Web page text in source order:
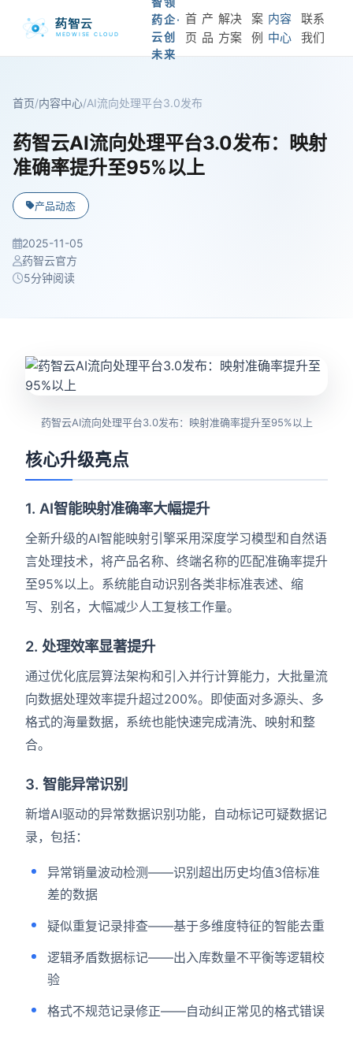
药企·
云创
未来
首
页
产
品
解决
方案
案
例
内容
中心
联系
我们
首页/内容中心/AI流向处理平台3.0发布
药智云AI流向处理平台3.0发布：映射
准确率提升至95%以上
产品动态
2025-11-05
药智云官方
5分钟阅读
药智云AI流向处理平台3.0发布：映射准确率提升至95%以上
核心升级亮点
1. AI智能映射准确率大幅提升
全新升级的AI智能映射引擎采用深度学习模型和自然语
言处理技术，将产品名称、终端名称的匹配准确率提升
至95%以上。系统能自动识别各类非标准表述、缩
写、别名，大幅减少人工复核工作量。
2. 处理效率显著提升
通过优化底层算法架构和引入并行计算能力，大批量流
向数据处理效率提升超过200%。即使面对多源头、多
格式的海量数据，系统也能快速完成清洗、映射和整
合。
3. 智能异常识别
新增AI驱动的异常数据识别功能，自动标记可疑数据记
录，包括：
异常销量波动检测——识别超出历史均值3倍标准
差的数据
疑似重复记录排查——基于多维度特征的智能去重
逻辑矛盾数据标记——出入库数量不平衡等逻辑校
验
格式不规范记录修正——自动纠正常见的格式错误